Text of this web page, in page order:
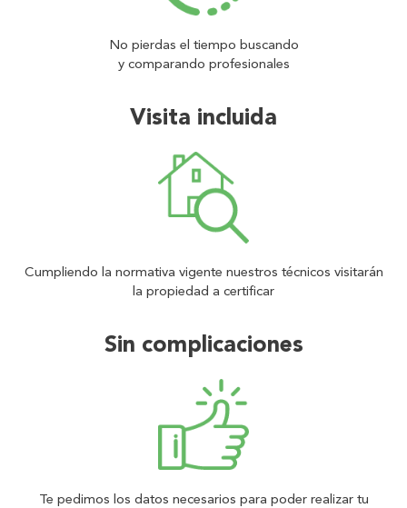
No pierdas el tiempo buscando
y comparando profesionales
Visita incluida
Cumpliendo la normativa vigente nuestros técnicos visitarán
la propiedad a certificar
Sin complicaciones
Te pedimos los datos necesarios para poder realizar tu